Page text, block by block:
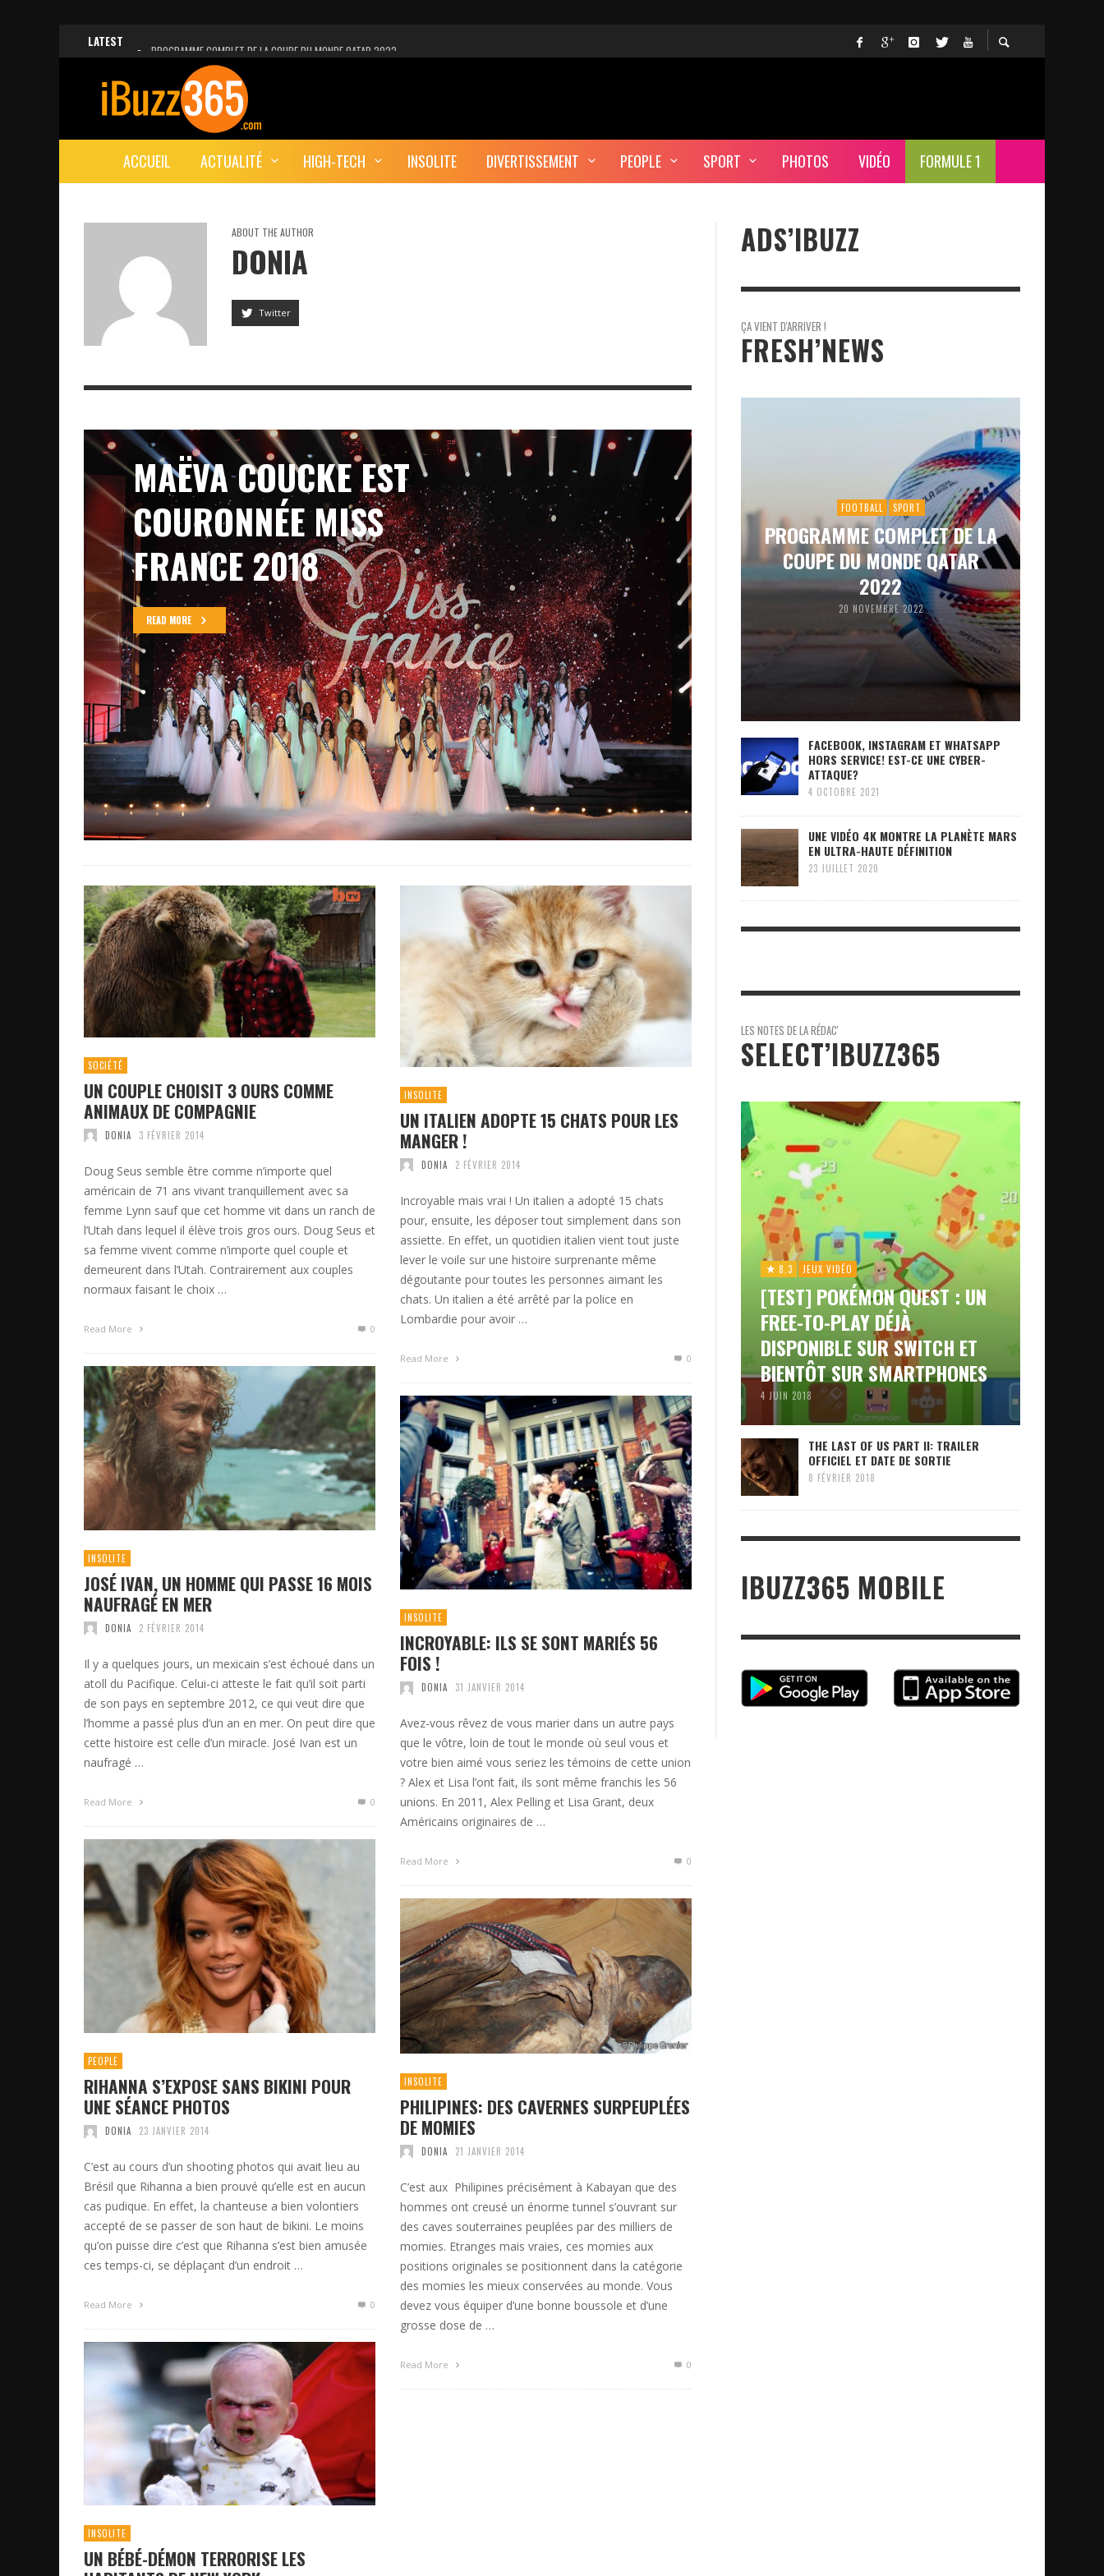
LATEST
PROGRAMME COMPLET DE LA COUPE DU MONDE QATAR 2022
FACEBOOK, INSTAGRAM ET WHATSAPP HORS SERVICE! EST-CE UNE CYBER-ATTAQUE?
UNE VIDÉO 4K MONTRE LA PLANÈTE MARS EN ULTRA-HAUTE DÉFINITION
LANCEMENT DU PREMIER VOL HABITÉ DE SPACEX
DÉCÈS DE L’EX-PRÉSIDENT ZINE EL ABIDINE BEN ALI, SERA-T-IL ENTERRÉ EN TUNISIE?
ACCUEIL ACTUALITÉ HIGH-TECH INSOLITE DIVERTISSEMENT PEOPLE SPORT PHOTOS VIDÉO FORMULE 1
ABOUT THE AUTHOR
DONIA
Twitter
MAËVA COUCKE EST
COURONNÉE MISS
FRANCE 2018
READ MORE
SOCIÉTÉ
UN COUPLE CHOISIT 3 OURS COMME
ANIMAUX DE COMPAGNIE
DONIA 3 FÉVRIER 2014
Doug Seus semble être comme n’importe quel
américain de 71 ans vivant tranquillement avec sa
femme Lynn sauf que cet homme vit dans un ranch de
l’Utah dans lequel il élève trois gros ours. Doug Seus et
sa femme vivent comme n’importe quel couple et
demeurent dans l’Utah. Contrairement aux couples
normaux faisant le choix …
Read More 0
INSOLITE
UN ITALIEN ADOPTE 15 CHATS POUR LES
MANGER !
DONIA 2 FÉVRIER 2014
Incroyable mais vrai ! Un italien a adopté 15 chats
pour, ensuite, les déposer tout simplement dans son
assiette. En effet, un quotidien italien vient tout juste
lever le voile sur une histoire surprenante même
dégoutante pour toutes les personnes aimant les
chats. Un italien a été arrêté par la police en
Lombardie pour avoir …
Read More 0
INSOLITE
JOSÉ IVAN, UN HOMME QUI PASSE 16 MOIS
NAUFRAGÉ EN MER
DONIA 2 FÉVRIER 2014
Il y a quelques jours, un mexicain s’est échoué dans un
atoll du Pacifique. Celui-ci atteste le fait qu’il soit parti
de son pays en septembre 2012, ce qui veut dire que
l’homme a passé plus d’un an en mer. On peut dire que
cette histoire est celle d’un miracle. José Ivan est un
naufragé …
Read More 0
INSOLITE
INCROYABLE: ILS SE SONT MARIÉS 56
FOIS !
DONIA 31 JANVIER 2014
Avez-vous rêvez de vous marier dans un autre pays
que le vôtre, loin de tout le monde où seul vous et
votre bien aimé vous seriez les témoins de cette union
? Alex et Lisa l’ont fait, ils sont même franchis les 56
unions. En 2011, Alex Pelling et Lisa Grant, deux
Américains originaires de …
Read More 0
PEOPLE
RIHANNA S’EXPOSE SANS BIKINI POUR
UNE SÉANCE PHOTOS
DONIA 23 JANVIER 2014
C’est au cours d’un shooting photos qui avait lieu au
Brésil que Rihanna a bien prouvé qu’elle est en aucun
cas pudique. En effet, la chanteuse a bien volontiers
accepté de se passer de son haut de bikini. Le moins
qu’on puisse dire c’est que Rihanna s’est bien amusée
ces temps-ci, se déplaçant d’un endroit …
Read More 0
INSOLITE
PHILIPINES: DES CAVERNES SURPEUPLÉES
DE MOMIES
DONIA 21 JANVIER 2014
C’est aux Philipines précisément à Kabayan que des
hommes ont creusé un énorme tunnel s’ouvrant sur
des caves souterraines peuplées par des milliers de
momies. Etranges mais vraies, ces momies aux
positions originales se positionnent dans la catégorie
des momies les mieux conservées au monde. Vous
devez vous équiper d’une bonne boussole et d’une
grosse dose de …
Read More 0
INSOLITE
UN BÉBÉ-DÉMON TERRORISE LES
ADS’IBUZZ
ÇA VIENT D'ARRIVER !
FRESH’NEWS
FOOTBALL SPORT
PROGRAMME COMPLET DE LA
COUPE DU MONDE QATAR
2022
20 NOVEMBRE 2022
FACEBOOK, INSTAGRAM ET WHATSAPP
HORS SERVICE! EST-CE UNE CYBER-
ATTAQUE?
4 OCTOBRE 2021
UNE VIDÉO 4K MONTRE LA PLANÈTE MARS
EN ULTRA-HAUTE DÉFINITION
23 JUILLET 2020
LES NOTES DE LA RÉDAC'
SELECT’IBUZZ365
8.3 JEUX VIDÉO
[TEST] POKÉMON QUEST : UN
FREE-TO-PLAY DÉJÀ
DISPONIBLE SUR SWITCH ET
BIENTÔT SUR SMARTPHONES
4 JUIN 2018
THE LAST OF US PART II: TRAILER
OFFICIEL ET DATE DE SORTIE
8 FÉVRIER 2018
IBUZZ365 MOBILE